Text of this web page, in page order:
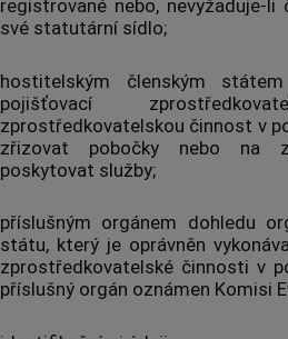
registrované nebo, nevyžaduje-li
své statutární sídlo;
hostitelským členským státem
pojišťovací
zprostředkovatelskou činnost v
zřizovat pobočky nebo na
poskytovat služby;
příslušným orgánem dohledu
státu, který je oprávněn
zprostředkovatelské činnosti v
příslušný orgán oznámen Komisi